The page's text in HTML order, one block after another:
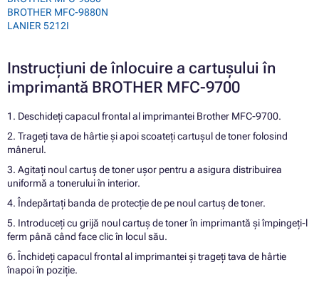
BROTHER MFC-9880N
LANIER 5212I
Instrucțiuni de înlocuire a cartușului în
imprimantă BROTHER MFC-9700
1. Deschideți capacul frontal al imprimantei Brother MFC-9700.
2. Trageți tava de hârtie și apoi scoateți cartușul de toner folosind
mânerul.
3. Agitați noul cartuș de toner ușor pentru a asigura distribuirea
uniformă a tonerului în interior.
4. Îndepărtați banda de protecție de pe noul cartuș de toner.
5. Introduceți cu grijă noul cartuș de toner în imprimantă și împingeți-l
ferm până când face clic în locul său.
6. Închideți capacul frontal al imprimantei și trageți tava de hârtie
înapoi în poziție.